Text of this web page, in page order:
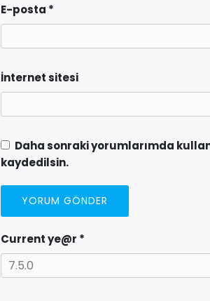
E-posta *
İnternet sitesi
Daha sonraki yorumlarımda
kaydedilsin.
Current ye@r *